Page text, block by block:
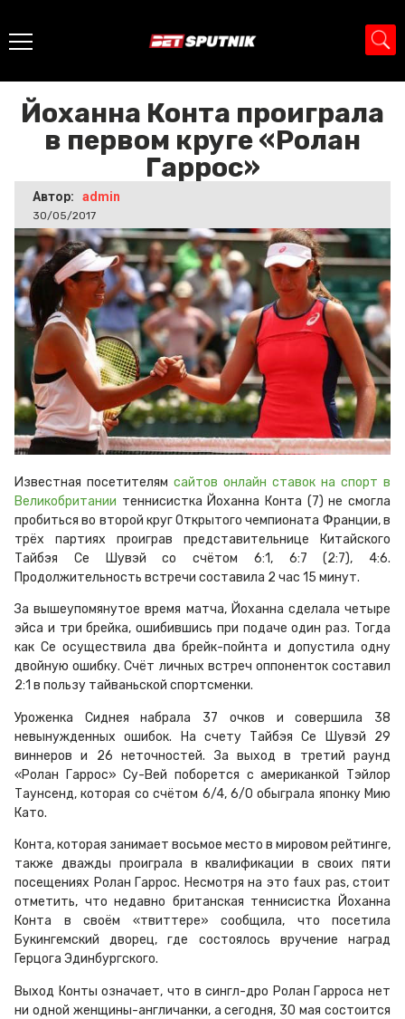
Йоханна Конта проиграла в первом
Йоханна Конта проиграла
в первом круге «Ролан
Гаррос»
Автор: admin
30/05/2017
Известная посетителям сайтов онлайн ставок на спорт в
Великобритании теннисистка Йоханна Конта (7) не смогла
пробиться во второй круг Открытого чемпионата Франции, в
трёх партиях проиграв представительнице Китайского
Тайбэя Се Шувэй со счётом 6:1, 6:7 (2:7), 4:6.
Продолжительность встречи составила 2 час 15 минут.
За вышеупомянутое время матча, Йоханна сделала четыре
эйса и три брейка, ошибившись при подаче один раз. Тогда
как Се осуществила два брейк-пойнта и допустила одну
двойную ошибку. Счёт личных встреч оппоненток составил
2:1 в пользу тайваньской спортсменки.
Уроженка Сиднея набрала 37 очков и совершила 38
невынужденных ошибок. На счету Тайбэя Се Шувэй 29
виннеров и 26 неточностей. За выход в третий раунд
«Ролан Гаррос» Су-Вей поборется с американкой Тэйлор
Таунсенд, которая со счётом 6/4, 6/0 обыграла японку Мию
Като.
Конта, которая занимает восьмое место в мировом рейтинге,
также дважды проиграла в квалификации в своих пяти
посещениях Ролан Гаррос. Несмотря на это faux pas, стоит
отметить, что недавно британская теннисистка Йоханна
Конта в своём «твиттере» сообщила, что посетила
Букингемский дворец, где состоялось вручение наград
Герцога Эдинбургского.
Выход Конты означает, что в сингл-дро Ролан Гарроса нет
ни одной женщины-англичанки, а сегодня, 30 мая состоится